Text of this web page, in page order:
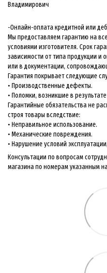
Владимирович
-Онлайн-оплата кредитной или
Мы предоставляем гарантию на
условиями изготовителя. Срок
зависимости от типа продукции и
или в документации,
Гарантия покрывает следующие
• Производственные дефекты.
• Поломки, возникшие в
Гарантийные обязательства не
строя товары вследствие:
• Неправильное использование.
• Механические повреждения.
• Нарушение условий
Консультации по вопросам
магазина по номерам указанным